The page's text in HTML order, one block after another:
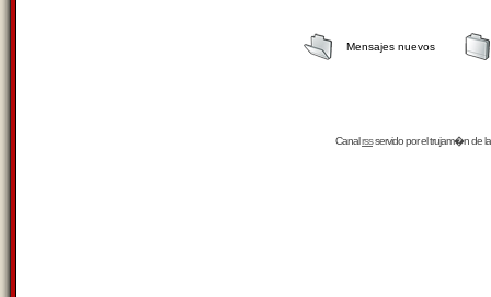
Mensajes nuevos
Canalrssservido por eltrujam�nde